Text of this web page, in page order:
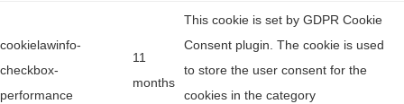
cookielawinfo-
checkbox-
performance
11
months
This cookie is set by GDPR Cookie
Consent plugin. The cookie is used
to store the user consent for the
cookies in the category